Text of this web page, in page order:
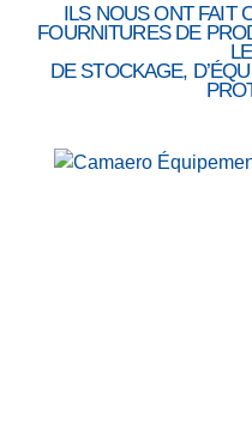
ILS NOUS ONT FAIT
FOURNITURES DE
DE STOCKAGE,